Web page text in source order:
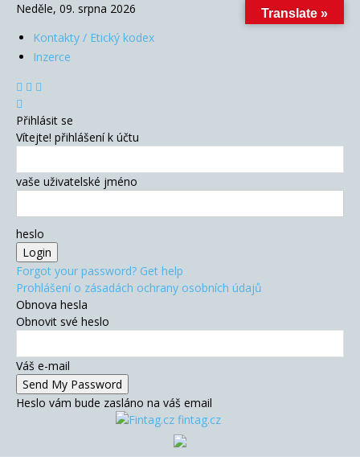
Neděle, 09. srpna 2026
Kontakty / Etický kodex
Inzerce
Přihlásit se
Vítejte! přihlášení k účtu
vaše uživatelské jméno
heslo
Forgot your password? Get help
Prohlášení o zásadách ochrany osobních údajů
Obnova hesla
Obnovit své heslo
Váš e-mail
Heslo vám bude zasláno na váš email
fintag.cz
Translate »